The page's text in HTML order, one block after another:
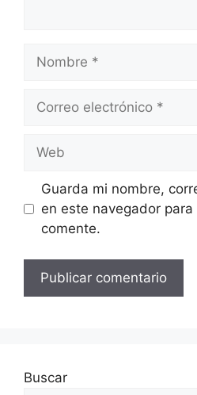
Nombre
Correo
Web
Guarda mi nombre,
en este navegador
comente.
Buscar